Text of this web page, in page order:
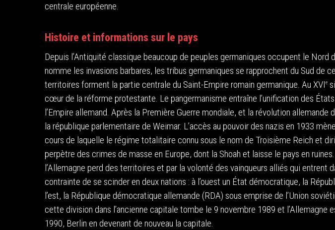
centrale européenne.
Histoire et informations sur le pays
Depuis l’Antiquité classique beaucoup de peuples germaniques occupent le Nord
nomme les invasions barbares, les tribus germaniques se rapprochent du Sud de
territoires forment la partie centrale du Saint-Empire romain germanique. Au XVIe
cœur de la réforme protestante. Le pangermanisme entraîne l’unification des
l’Empire allemand. Après la Première Guerre mondiale, et la révolution allemande
la république parlementaire de Weimar. L’accès au pouvoir des nazis en 1933
cours de laquelle le régime totalitaire connu sous le nom de Troisième Reich et
perpètre des crimes de masse en Europe, dont la Shoah et laisse le pays en
l’Allemagne perd des territoires et par la volonté des vainqueurs alliés qui entrent
contrainte de se scinder en deux nations : à l’ouest un État démocratique, la
l’est, la République démocratique allemande (RDA) sous emprise de l’Union
cette division dans l’ancienne capitale tombe le 9 novembre 1989 et l’Allemagne
1990, Berlin en devenant de nouveau la capitale.